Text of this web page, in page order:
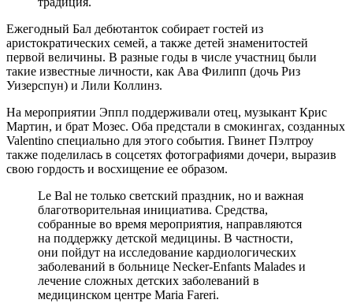
Ежегодный Бал дебютанток собирает гостей из
аристократических семей, а также детей знаменитостей
первой величины. В разные годы в числе участниц были
такие известные личности, как Ава Филипп (дочь Риз
Уизерспун) и Лили Коллинз.
На мероприятии Эппл поддерживали отец, музыкант Крис
Мартин, и брат Мозес. Оба предстали в смокингах, созданных
Valentino специально для этого события. Гвинет Пэлтроу
также поделилась в соцсетях фотографиями дочери, выразив
свою гордость и восхищение ее образом.
Le Bal не только светский праздник, но и важная
благотворительная инициатива. Средства,
собранные во время мероприятия, направляются
на поддержку детской медицины. В частности,
они пойдут на исследование кардиологических
заболеваний в больнице Necker-Enfants Malades и
лечение сложных детских заболеваний в
медицинском центре Maria Fareri.